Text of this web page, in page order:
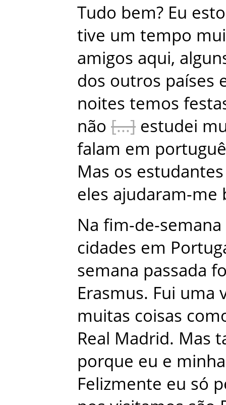
Tudo bem? Eu
tive um tempo
amigos aqui,
dos outros países
noites temos
não
estudei
falam em
Mas os estudantes
eles ajudaram-me
Na fim-de-semana
cidades em
semana passada
Erasmus. Fui uma
muitas coisas
Real Madrid. Mas
porque eu e minha
Felizmente eu só